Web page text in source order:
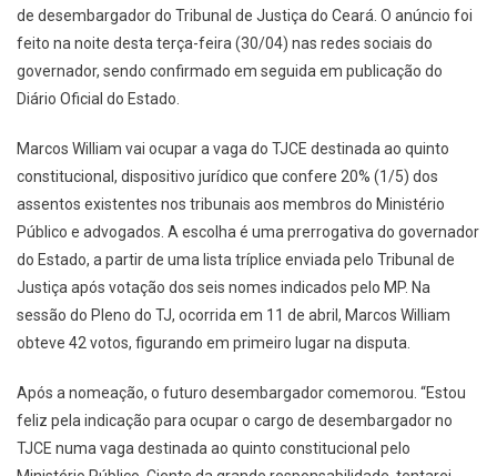
de desembargador do Tribunal de Justiça do Ceará. O anúncio foi
feito na noite desta terça-feira (30/04) nas redes sociais do
governador, sendo confirmado em seguida em publicação do
Diário Oficial do Estado.
Marcos William vai ocupar a vaga do TJCE destinada ao quinto
constitucional, dispositivo jurídico que confere 20% (1/5) dos
assentos existentes nos tribunais aos membros do Ministério
Público e advogados. A escolha é uma prerrogativa do governador
do Estado, a partir de uma lista tríplice enviada pelo Tribunal de
Justiça após votação dos seis nomes indicados pelo MP. Na
sessão do Pleno do TJ, ocorrida em 11 de abril, Marcos William
obteve 42 votos, figurando em primeiro lugar na disputa.
Após a nomeação, o futuro desembargador comemorou. “Estou
feliz pela indicação para ocupar o cargo de desembargador no
TJCE numa vaga destinada ao quinto constitucional pelo